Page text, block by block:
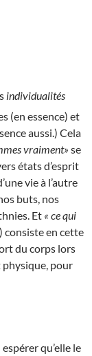
individualités
(en essence) et
aussi.) Cela
vraiment» se
états d’esprit
vie à l’autre
buts, nos
Et « ce qui
consiste en cette
du corps lors
pour
qu’elle le